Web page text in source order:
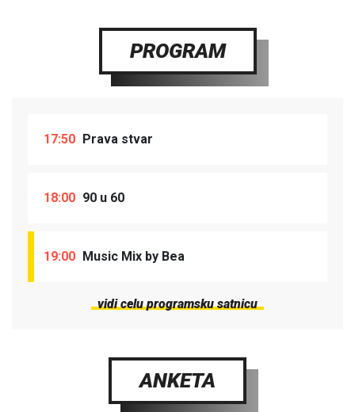
PROGRAM
17:50 Prava stvar
18:00 90 u 60
19:00 Music Mix by Bea
vidi celu programsku satnicu
ANKETA